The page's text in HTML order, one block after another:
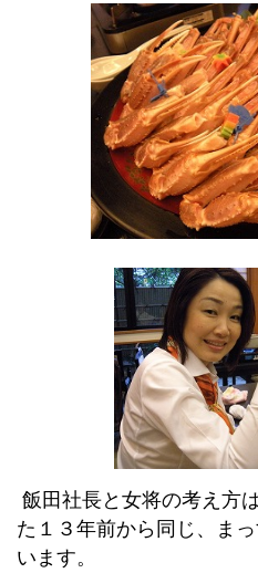
飯田社長と女将の考え方
た１３年前から同じ、ま
います。